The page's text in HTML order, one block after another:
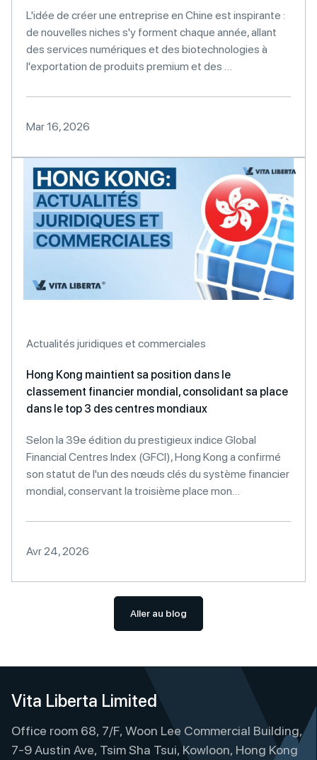
L'idée de créer une entreprise en Chine est inspirante :
de nouvelles niches s'y forment chaque année, allant
des services numériques et des biotechnologies à
l'exportation de produits premium et des …
Mar 16, 2026
Actualités juridiques et commerciales
Hong Kong maintient sa position dans le
classement financier mondial, consolidant sa place
dans le top 3 des centres mondiaux
Selon la 39e édition du prestigieux indice Global
Financial Centres Index (GFCI), Hong Kong a confirmé
son statut de l'un des nœuds clés du système financier
mondial, conservant la troisième place mon…
Avr 24, 2026
Aller au blog
Vita Liberta Limited
Office room 68, 7/F, Woon Lee Commercial Building,
7-9 Austin Ave, Tsim Sha Tsui, Kowloon, Hong Kong